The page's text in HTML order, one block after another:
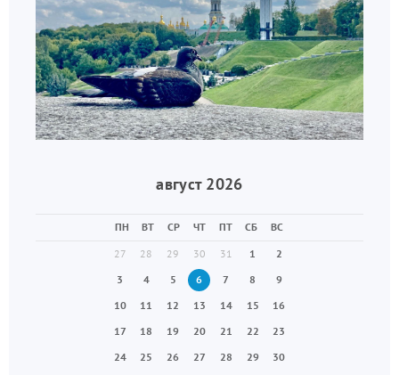
август 2026
ПН ВТ СР ЧТ ПТ СБ
ВС
27
28 29 30 31 1
2
3
4 5 6 7 8
9
10
11 12 13 14 15
16
17
18 19 20 21 22
23
24
25 26 27 28 29
30